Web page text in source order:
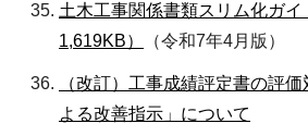
土木工事関係書類スリム化ガイ
1,619KB）
（令和7年4月版）
（改訂）工事成績評定書の評
よる改善指示」について